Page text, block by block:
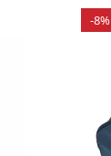
-8%